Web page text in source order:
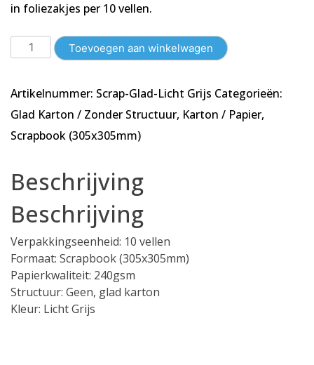
in foliezakjes per 10 vellen.
vellen
Scrapbook
Papier
Licht
Grijs
Glad
-
240
-
305x305mm
aantal
Toevoegen aan winkelwagen
Artikelnummer: Scrap-Glad-Licht Grijs Categorieën:
Glad Karton / Zonder Structuur, Karton / Papier,
Scrapbook (305x305mm)
Beschrijving
Beschrijving
Verpakkingseenheid: 10 vellen
Formaat: Scrapbook (305x305mm)
Papierkwaliteit: 240gsm
Structuur: Geen, glad karton
Kleur: Licht Grijs